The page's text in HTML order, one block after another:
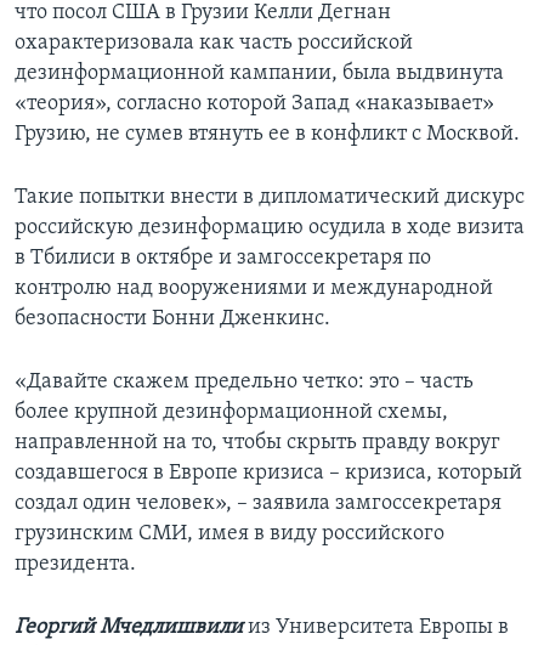
что посол США в Грузии Келли Дегнан
охарактеризовала как часть российской
дезинформационной кампании, была выдвинута
«теория», согласно которой Запад «наказывает»
Грузию, не сумев втянуть ее в конфликт с Москвой.
Такие попытки внести в дипломатический дискурс
российскую дезинформацию осудила в ходе визита
в Тбилиси в октябре и замгоссекретаря по
контролю над вооружениями и международной
безопасности Бонни Дженкинс.
«Давайте скажем предельно четко: это – часть
более крупной дезинформационной схемы,
направленной на то, чтобы скрыть правду вокруг
создавшегося в Европе кризиса – кризиса, который
создал один человек», – заявила замгоссекретаря
грузинским СМИ, имея в виду российского
президента.
Георгий Мчедлишвилииз Университета Европы в